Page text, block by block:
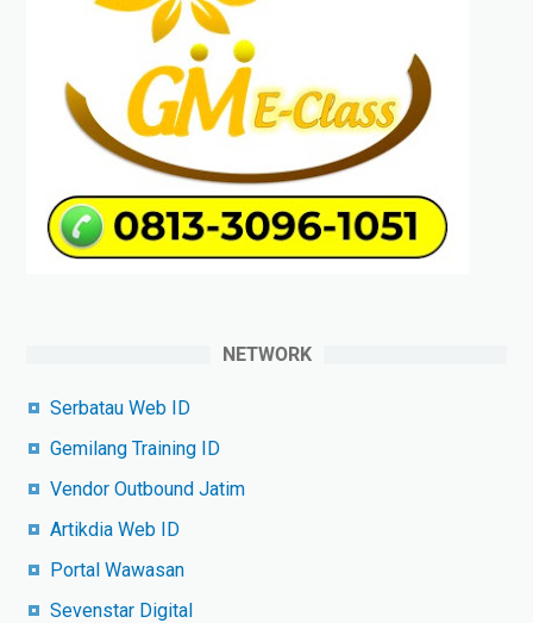
NETWORK
Serbatau Web ID
Gemilang Training ID
Vendor Outbound Jatim
Artikdia Web ID
Portal Wawasan
Sevenstar Digital